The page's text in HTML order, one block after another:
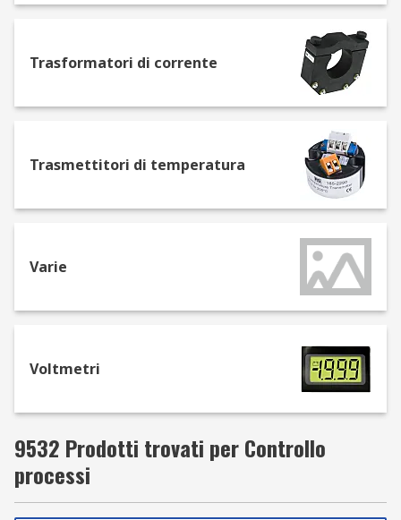
Stampanti da pannello
Temporizzatori
Trasformatori di corrente
Trasformatori di corrente
Trasmettitori di temperatura
Varie
Voltmetri
9532 Prodotti trovati per Controllo
processi